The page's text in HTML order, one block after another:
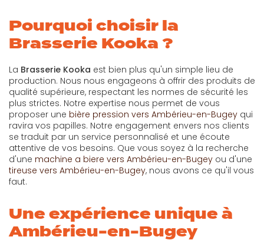
Pourquoi choisir la
Brasserie Kooka ?
La Brasserie Kooka est bien plus qu'un simple lieu de
production. Nous nous engageons à offrir des produits de
qualité supérieure, respectant les normes de sécurité les
plus strictes. Notre expertise nous permet de vous
proposer une bière pression vers Ambérieu-en-Bugey qui
ravira vos papilles. Notre engagement envers nos clients
se traduit par un service personnalisé et une écoute
attentive de vos besoins. Que vous soyez à la recherche
d'une machine a biere vers Ambérieu-en-Bugey ou d'une
tireuse vers Ambérieu-en-Bugey, nous avons ce qu'il vous
faut.
Une expérience unique à
Ambérieu-en-Bugey